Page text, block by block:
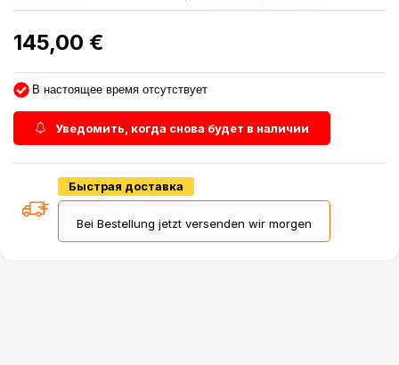
145,00 €
В настоящее время отсутствует
Уведомить, когда снова будет в наличии
Быстрая доставка
Bei Bestellung jetzt versenden wir morgen